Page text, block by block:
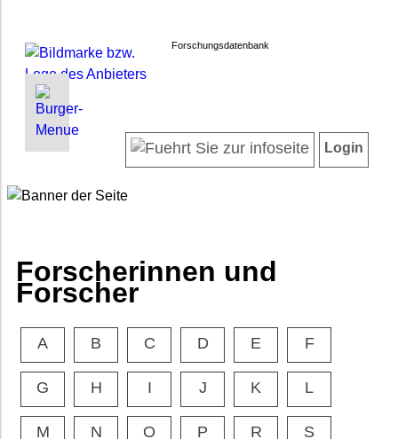
Forschungsdatenbank
INFORMATIONEN | SUCHEN
Forscherinnen und Forscher
Barrierefreiheit
LOGIN
Login
Forscherinnen und
Forscher
A B C D E F
G H I J K L
M N O P R S